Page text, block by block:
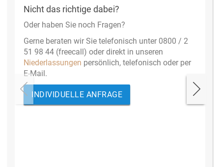
Nicht das richtige dabei?
Oder haben Sie noch Fragen?
Gerne beraten wir Sie telefonisch unter 0800 / 2
51 98 44 (freecall) oder direkt in unseren
Niederlassungen persönlich, telefonisch oder per
E-Mail.
INDIVIDUELLE ANFRAGE